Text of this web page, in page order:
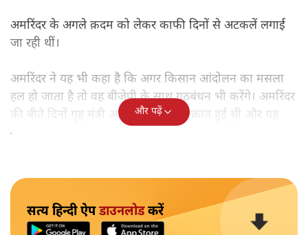
अमरिंदर के अगले क़दम को लेकर काफी दिनों से अटकलें लगाई
जा रही थीं।
अमरिंदर ने यह भी कहा है कि अगर किसान आंदोलन का मसला
हल हो जाता है तो वह बीजेपी के साथ गठबंधन भी करेंगे। अमरिंदर
की बीते दिनों गृह मंत्री अमित शाह से मुलाक़ात हुई थी और यह
माना जा रहा था कि वह ऐसा कोई एलान कर सकते हैं।
और पढ़ें
सत्य हिन्दी ऐपडाउनलोडकरें